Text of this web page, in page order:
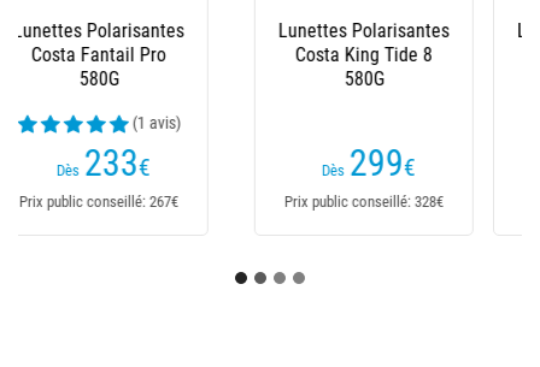
Lunettes Polarisantes
Costa Fisch 580G
(1 avis)
239
Prix public conseillé: 257€
Lunettes Polarisantes
Costa Grand Catalina
580G
Dès 244
Prix public conseillé: 267€